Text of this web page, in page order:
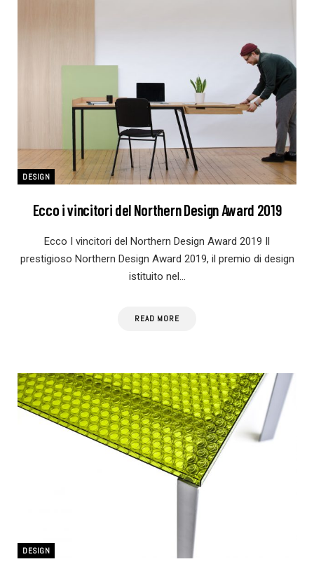
DESIGN
Ecco i vincitori del Northern Design Award 2019
Ecco I vincitori del Northern Design Award 2019 Il
prestigioso Northern Design Award 2019, il premio di design
istituito nel…
READ MORE
DESIGN